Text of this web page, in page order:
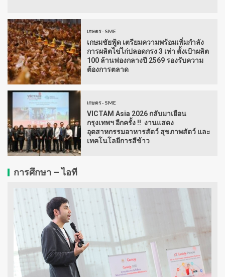
เกษตร - SME
เกษมชัยฟู้ด เตรียมความพร้อมเพิ่มกำลัง
การผลิตไข่ไก่ปลอดกรง 3 เท่า ตั้งเป้าผลิต
100 ล้านฟองกลางปี 2569 รองรับความ
ต้องการตลาด
เกษตร - SME
VICTAM Asia 2026 กลับมาเยือน
กรุงเทพฯ อีกครั้ง !! งานแสดง
อุตสาหกรรมอาหารสัตว์ สุขภาพสัตว์ และ
เทคโนโลยีการสีข้าว
การศึกษา – ไอที